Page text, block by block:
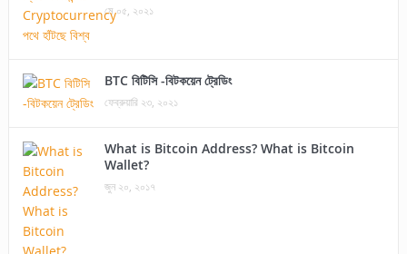
মে ০৫, ২০২১
BTC বিটিসি -বিটকয়েন ট্রেডিং
ফেব্রুয়ারি ২৩, ২০২১
What is Bitcoin Address? What is Bitcoin
Wallet?
জুন ২০, ২০১৭